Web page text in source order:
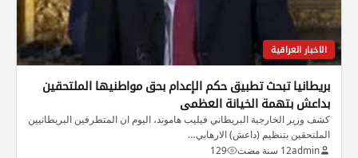
الاخبار العراقية
بريطانيا تبحث تطبيق حكم الإعدام بحق مواطنيها الملتحقين
بداعش بتهمة الخيانة العظمى
كشف وزير الخارجية البريطاني فيليب هاموند، اليوم ان المتطرفين البريطانيين
الملتحقين بتنظيم (داعش) الارهابي…
admin12 سنة مضت 129